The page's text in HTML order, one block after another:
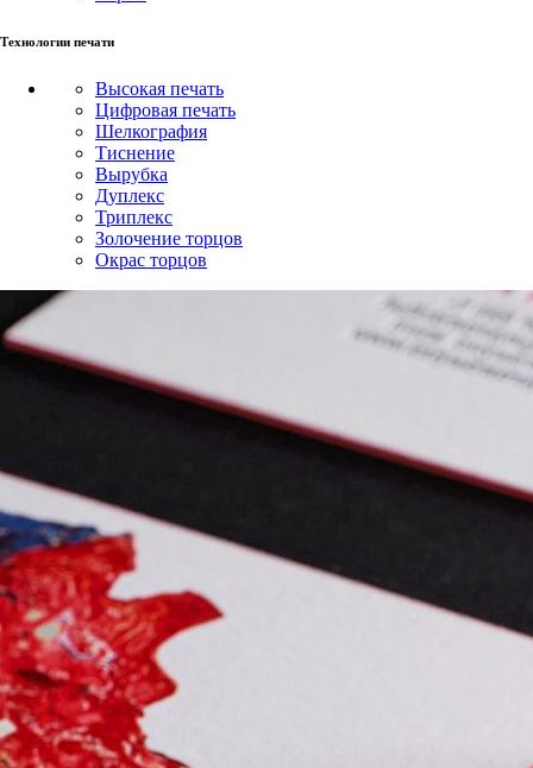
Технологии печати
Высокая печать
Цифровая печать
Шелкография
Тиснение
Вырубка
Дуплекс
Триплекс
Золочение торцов
Окрас торцов